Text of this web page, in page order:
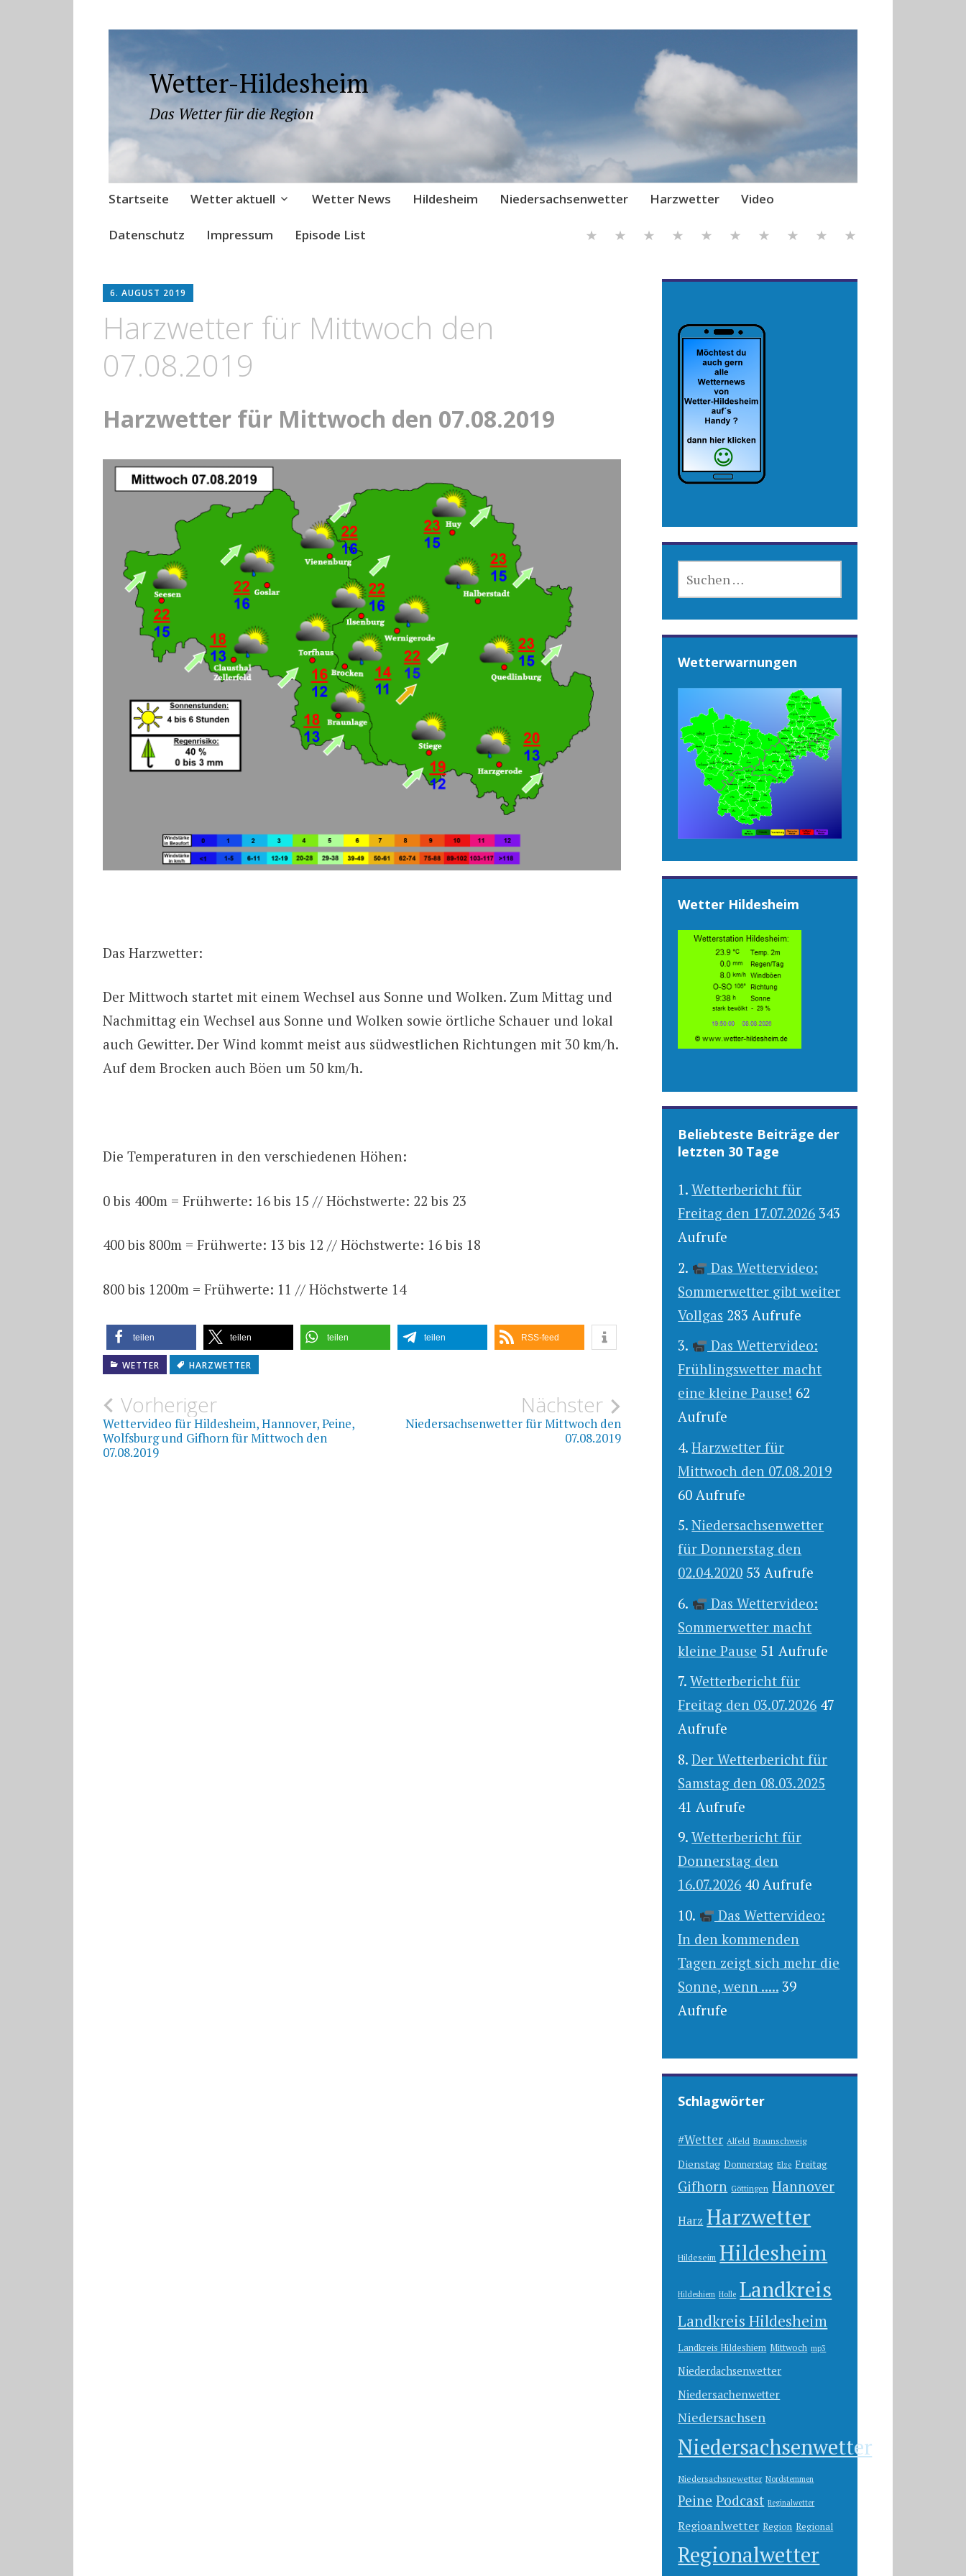
Wetter-Hildesheim
Das Wetter für die Region
Zum
springen
Startseite Wetter aktuell Wetter News Hildesheim Niedersachsenwetter Harzwetter Video
Datenschutz Impressum Episode List
6. AUGUST 2019
Harzwetter für Mittwoch den
07.08.2019
Harzwetter für Mittwoch den 07.08.2019
Das Harzwetter:
Der Mittwoch startet mit einem Wechsel aus Sonne und Wolken. Zum Mittag und
Nachmittag ein Wechsel aus Sonne und Wolken sowie örtliche Schauer und lokal
auch Gewitter. Der Wind kommt meist aus südwestlichen Richtungen mit 30 km/h.
Auf dem Brocken auch Böen um 50 km/h.
Die Temperaturen in den verschiedenen Höhen:
0 bis 400m = Frühwerte: 16 bis 15 // Höchstwerte: 22 bis 23
400 bis 800m = Frühwerte: 13 bis 12 // Höchstwerte: 16 bis 18
800 bis 1200m = Frühwerte: 11 // Höchstwerte 14
teilen teilen teilen teilen RSS-feed
WETTER HARZWETTER
Beitragsnavigation
Vorheriger
Wettervideo für Hildesheim, Hannover, Peine,
Wolfsburg und Gifhorn für Mittwoch den
07.08.2019
Nächster
Niedersachsenwetter für Mittwoch den
07.08.2019
NACH:
Wetterwarnungen
Wetter Hildesheim
Beliebteste Beiträge der
letzten 30 Tage
Wetterbericht für
Freitag den 17.07.2026 343
Aufrufe
Das Wettervideo:
Sommerwetter gibt weiter
Vollgas 283 Aufrufe
Das Wettervideo:
Frühlingswetter macht
eine kleine Pause! 62
Aufrufe
Harzwetter für
Mittwoch den 07.08.2019
60 Aufrufe
Niedersachsenwetter
für Donnerstag den
02.04.2020 53 Aufrufe
Das Wettervideo:
Sommerwetter macht
kleine Pause 51 Aufrufe
Wetterbericht für
Freitag den 03.07.2026 47
Aufrufe
Der Wetterbericht für
Samstag den 08.03.2025
41 Aufrufe
Wetterbericht für
Donnerstag den
16.07.2026 40 Aufrufe
Das Wettervideo:
In den kommenden
Tagen zeigt sich mehr die
Sonne, wenn ..... 39
Aufrufe
Schlagwörter
#Wetter Alfeld Braunschweig
Dienstag Donnerstag Elze Freitag
Gifhorn Göttingen Hannover
Harz Harzwetter
Hildeseim Hildesheim
Hildeshiem Holle Landkreis
Landkreis Hildesheim
Landkreis Hildeshiem Mittwoch mp3
Niederdachsenwetter
Niedersachenwetter
Niedersachsen
Niedersachsenwetter
Niedersachsnewetter Nordstemmen
Peine Podcast Reginalwetter
Regioanlwetter Region Regional
Regionalwetter